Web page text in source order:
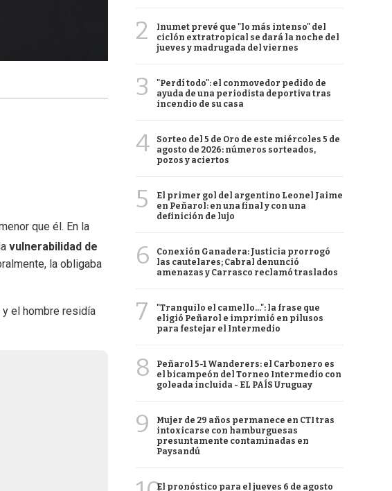
que él. En la
vulnerabilidad de
la obligaba
el hombre residía
2
Inumet prevé que "lo más intenso" del
ciclón extratropical se dará la noche del
jueves y madrugada del viernes
3
"Perdí todo": el conmovedor pedido de
ayuda de una periodista deportiva tras
incendio de su casa
4
Sorteo del 5 de Oro de este miércoles 5 de
agosto de 2026: números sorteados,
pozos y aciertos
5
El primer gol del argentino Leonel Jaime
en Peñarol: en una final y con una
definición de lujo
6
Conexión Ganadera: Justicia prorrogó
las cautelares; Cabral denunció
amenazas y Carrasco reclamó traslados
7
"Tranquilo el camello...": la frase que
eligió Peñarol e imprimió en pilusos
para festejar el Intermedio
8
Peñarol 5-1 Wanderers: el Carbonero es
el bicampeón del Torneo Intermedio con
goleada incluida - EL PAÍS Uruguay
9
Mujer de 29 años permanece en CTI tras
intoxicarse con hamburguesas
presuntamente contaminadas en
Paysandú
El pronóstico para el jueves 6 de agosto